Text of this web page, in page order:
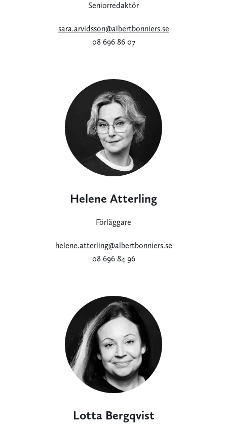
Seniorredaktör
sara.arvidsson@albertbonniers.se
08 696 86 07
Helene Atterling
Förläggare
helene.atterling@albertbonniers.se
08 696 84 96
Lotta Bergqvist